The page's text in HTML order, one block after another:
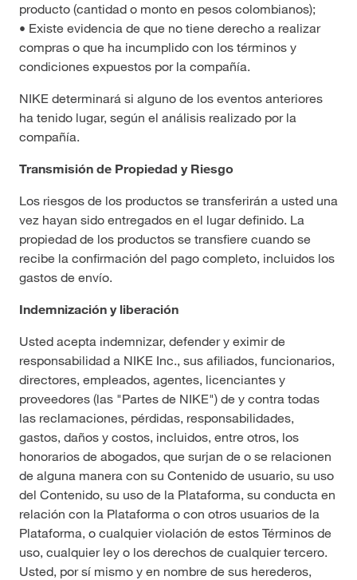
producto (cantidad o monto en pesos colombianos);
• Existe evidencia de que no tiene derecho a realizar
compras o que ha incumplido con los términos y
condiciones expuestos por la compañía.
NIKE determinará si alguno de los eventos anteriores
ha tenido lugar, según el análisis realizado por la
compañía.
Transmisión de Propiedad y Riesgo
Los riesgos de los productos se transferirán a usted una
vez hayan sido entregados en el lugar definido. La
propiedad de los productos se transfiere cuando se
recibe la confirmación del pago completo, incluidos los
gastos de envío.
Indemnización y liberación
Usted acepta indemnizar, defender y eximir de
responsabilidad a NIKE Inc., sus afiliados, funcionarios,
directores, empleados, agentes, licenciantes y
proveedores (las "Partes de NIKE") de y contra todas
las reclamaciones, pérdidas, responsabilidades,
gastos, daños y costos, incluidos, entre otros, los
honorarios de abogados, que surjan de o se relacionen
de alguna manera con su Contenido de usuario, su uso
del Contenido, su uso de la Plataforma, su conducta en
relación con la Plataforma o con otros usuarios de la
Plataforma, o cualquier violación de estos Términos de
uso, cualquier ley o los derechos de cualquier tercero.
Usted, por sí mismo y en nombre de sus herederos,